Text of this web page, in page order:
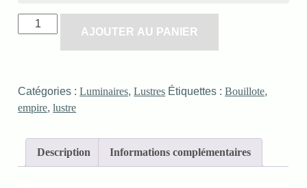
AJOUTER AU PANIER
Catégories :Luminaires,Lustres Étiquettes :Bouillote,
empire,lustre
Description Informations complémentaires